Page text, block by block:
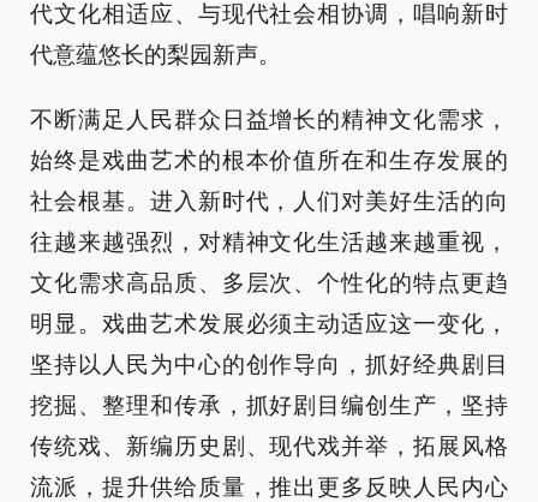
代文化相适应、与现代社会相协调，唱响新时
代意蕴悠长的梨园新声。
不断满足人民群众日益增长的精神文化需求，
始终是戏曲艺术的根本价值所在和生存发展的
社会根基。进入新时代，人们对美好生活的向
往越来越强烈，对精神文化生活越来越重视，
文化需求高品质、多层次、个性化的特点更趋
明显。戏曲艺术发展必须主动适应这一变化，
坚持以人民为中心的创作导向，抓好经典剧目
挖掘、整理和传承，抓好剧目编创生产，坚持
传统戏、新编历史剧、现代戏并举，拓展风格
流派，提升供给质量，推出更多反映人民内心